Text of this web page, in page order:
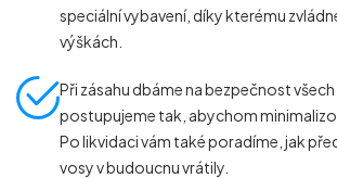
speciální vybavení, díky kterému
výškách.
Při zásahu dbáme na bezpečnost
postupujeme tak, abychom
Po likvidaci vám také poradíme, jak
vosy v budoucnu vrátily.